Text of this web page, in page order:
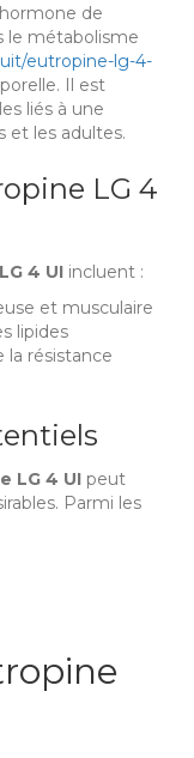
de
le métabolisme
eutropine-lg-4-
Il est
liés à une
et les adultes.
LG 4
4 UI incluent :
et musculaire
lipides
la résistance
LG 4 UI peut
Parmi les